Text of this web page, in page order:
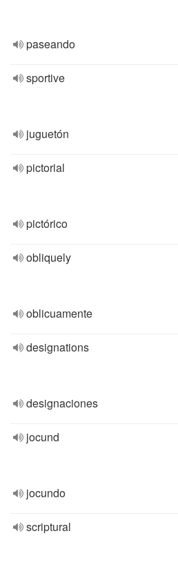
paseando
sportive
juguetón
pictorial
pictórico
obliquely
oblicuamente
designations
designaciones
jocund
jocundo
scriptural